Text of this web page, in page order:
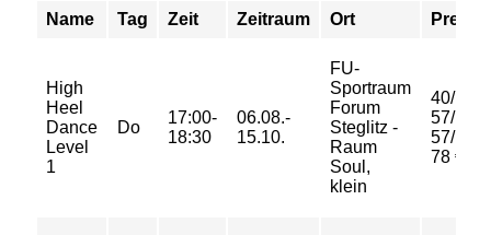
Name Tag Zeit Zeitraum Ort Preis
High
Heel
Dance
Level
1
Do
17:00-
18:30
06.08.-
15.10.
FU-
Sportraum
Forum
Steglitz -
Raum
Soul,
klein
40/
57/
57/
78 €